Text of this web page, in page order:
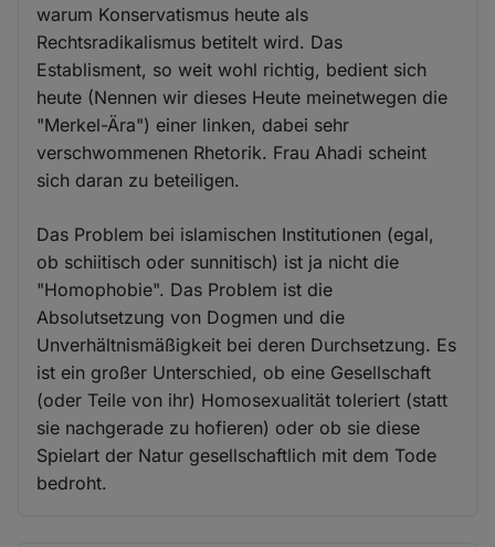
warum Konservatismus heute als
Rechtsradikalismus betitelt wird. Das
Establisment, so weit wohl richtig, bedient sich
heute (Nennen wir dieses Heute meinetwegen die
"Merkel-Ära") einer linken, dabei sehr
verschwommenen Rhetorik. Frau Ahadi scheint
sich daran zu beteiligen.
Das Problem bei islamischen Institutionen (egal,
ob schiitisch oder sunnitisch) ist ja nicht die
"Homophobie". Das Problem ist die
Absolutsetzung von Dogmen und die
Unverhältnismäßigkeit bei deren Durchsetzung. Es
ist ein großer Unterschied, ob eine Gesellschaft
(oder Teile von ihr) Homosexualität toleriert (statt
sie nachgerade zu hofieren) oder ob sie diese
Spielart der Natur gesellschaftlich mit dem Tode
bedroht.